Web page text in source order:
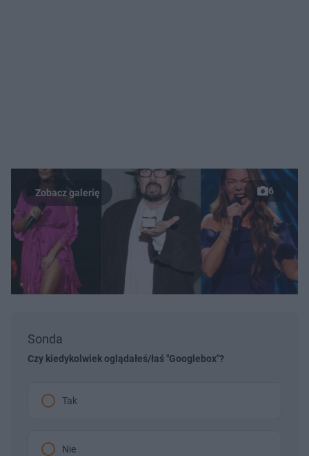
6
Sonda
Czy kiedykolwiek oglądałeś/łaś "Googlebox"?
Tak
Nie